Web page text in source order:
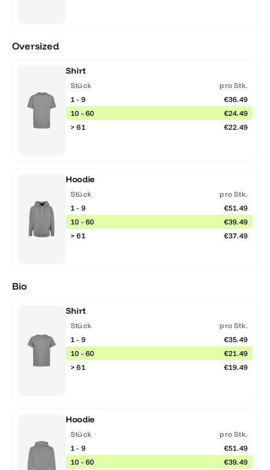
Oversized
Shirt
Stück
pro Stk.
1 - 9
€36.49
10 - 60
€24.49
> 61
€22.49
Hoodie
Stück
pro Stk.
1 - 9
€51.49
10 - 60
€39.49
> 61
€37.49
Bio
Shirt
Stück
pro Stk.
1 - 9
€35.49
10 - 60
€21.49
> 61
€19.49
Hoodie
Stück
pro Stk.
1 - 9
€51.49
10 - 60
€39.49